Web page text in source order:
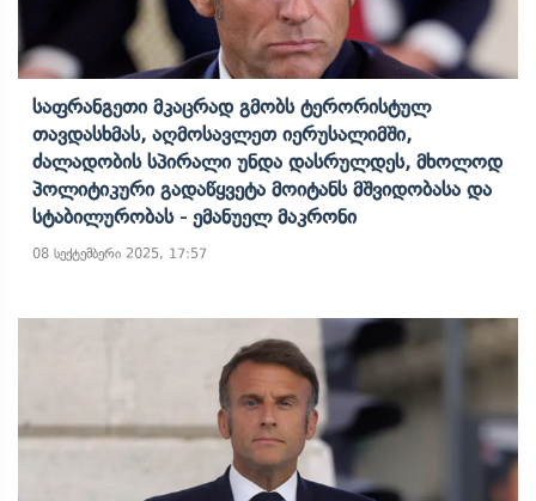
Საფრანგეთი Მკაცრად Გმობს Ტერორისტულ
Თავდასხმას, Აღმოსავლეთ Იერუსალიმში,
Ძალადობის Სპირალი Უნდა Დასრულდეს, Მხოლოდ
Პოლიტიკური Გადაწყვეტა Მოიტანს Მშვიდობასა Და
Სტაბილურობას - Ემანუელ Მაკრონი
08 სექტემბერი 2025, 17:57